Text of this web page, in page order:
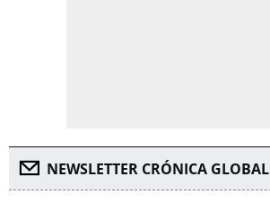
NEWSLETTER CRÓNICA GLOBAL